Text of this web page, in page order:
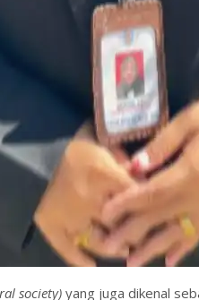
society)yang juga dikenal